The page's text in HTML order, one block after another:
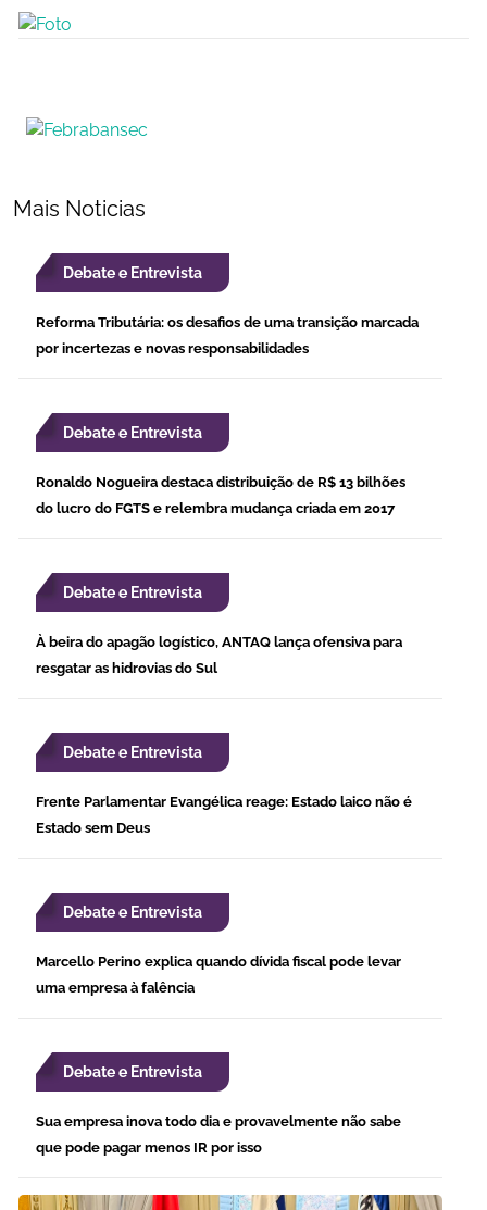
Mais Noticias
Debate e Entrevista
Reforma Tributária: os desafios de uma transição marcada
por incertezas e novas responsabilidades
Debate e Entrevista
Ronaldo Nogueira destaca distribuição de R$ 13 bilhões
do lucro do FGTS e relembra mudança criada em 2017
Debate e Entrevista
À beira do apagão logístico, ANTAQ lança ofensiva para
resgatar as hidrovias do Sul
Debate e Entrevista
Frente Parlamentar Evangélica reage: Estado laico não é
Estado sem Deus
Debate e Entrevista
Marcello Perino explica quando dívida fiscal pode levar
uma empresa à falência
Debate e Entrevista
Sua empresa inova todo dia e provavelmente não sabe
que pode pagar menos IR por isso